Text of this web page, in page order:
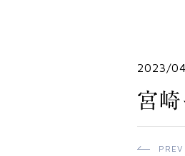
2023/
宮
PREV